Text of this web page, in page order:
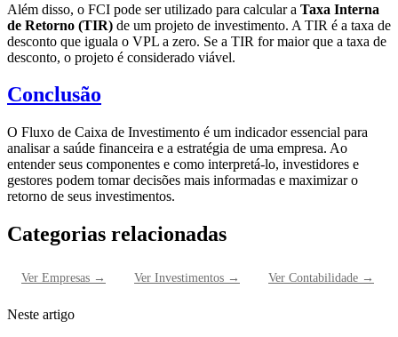
Além disso, o FCI pode ser utilizado para calcular a Taxa Interna
de Retorno (TIR) de um projeto de investimento. A TIR é a taxa de
desconto que iguala o VPL a zero. Se a TIR for maior que a taxa de
desconto, o projeto é considerado viável.
Conclusão
O Fluxo de Caixa de Investimento é um indicador essencial para
analisar a saúde financeira e a estratégia de uma empresa. Ao
entender seus componentes e como interpretá-lo, investidores e
gestores podem tomar decisões mais informadas e maximizar o
retorno de seus investimentos.
Categorias relacionadas
Ver Empresas → Ver Investimentos → Ver Contabilidade →
Neste artigo